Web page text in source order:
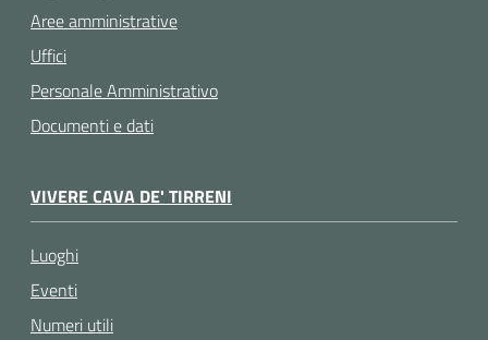
Aree amministrative
Uffici
Personale Amministrativo
Documenti e dati
VIVERE CAVA DE' TIRRENI
Luoghi
Eventi
Numeri utili